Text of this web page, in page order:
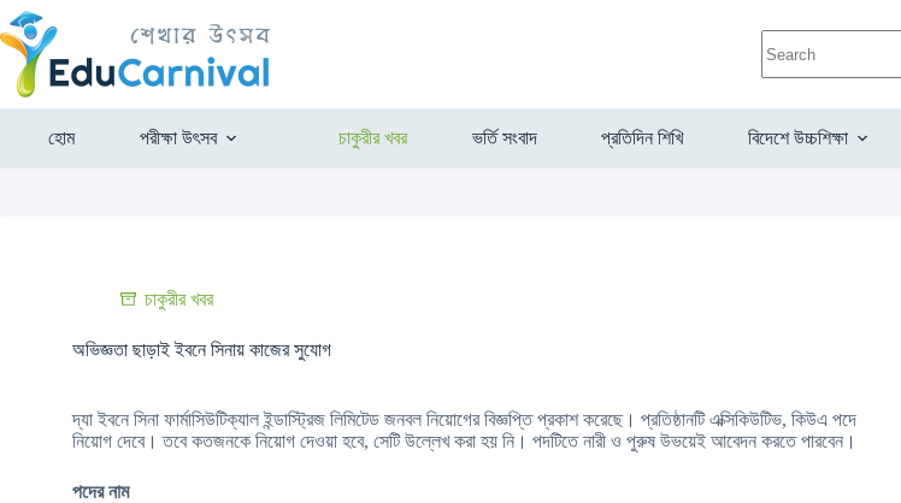
হোম পরীক্ষা উৎসব চাকুরীর খবর ভর্তি সংবাদ প্রতিদিন শিখি বিদেশে উচ্চশিক্ষা
চাকুরীর খবর
অভিজ্ঞতা ছাড়াই ইবনে সিনায় কাজের সুযোগ
দ্যা ইবনে সিনা ফার্মাসিউটিক্যাল ইন্ডাস্ট্রিজ লিমিটেড জনবল নিয়োগের বিজ্ঞপ্তি প্রকাশ করেছে। প্রতিষ্ঠানটি এক্সিকিউটিভ, কিউএ পদে
নিয়োগ দেবে। তবে কতজনকে নিয়োগ দেওয়া হবে, সেটি উল্লেখ করা হয় নি। পদটিতে নারী ও পুরুষ উভয়েই আবেদন করতে পারবেন।
পদের নাম